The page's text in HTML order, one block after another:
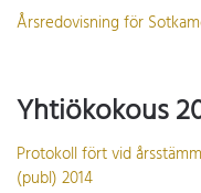
Årsredovisning för
Yhtiökokous
Protokoll fört vid
(publ) 2014